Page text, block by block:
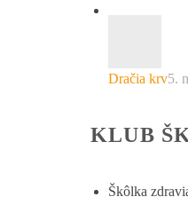
Dračia krv5.
KLUB
Škôlka